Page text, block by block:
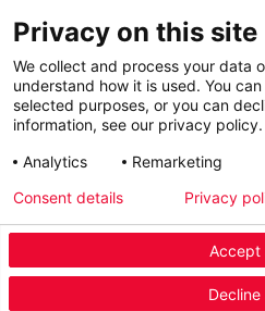
Menu Industry
We pioneer.
You lead.
LECTRA
Qui Sommes-Nous
Privacy on this site
We collect and process your data
understand how it is used. You
selected purposes, or you can
information, see our privacy policy.
Analytics
Remarketing
Accept
Decline
Consent details Privacy